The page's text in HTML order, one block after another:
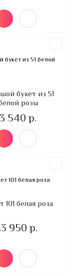
букет из 51
розы
540 р.
101 белая роза
950 р.